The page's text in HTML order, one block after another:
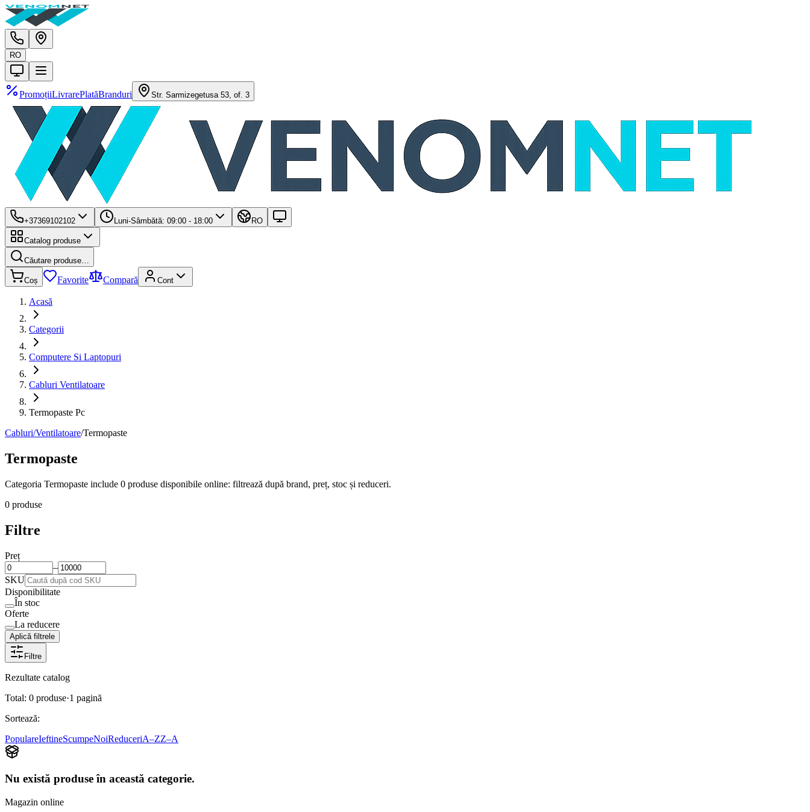
RO
PromoțiiLivrarePlatăBranduri Str. Sarmizegetusa 53, of. 3
+37369102102 Luni-Sâmbătă: 09:00 - 18:00 RO
Catalog produse
Căutare produse…
Coș Favorite Compară Cont
Acasă
Categorii
Computere Si Laptopuri
Cabluri Ventilatoare
Termopaste Pc
Cabluri/Ventilatoare/Termopaste
Termopaste
Categoria Termopaste include 0 produse disponibile online: filtrează după brand, preț, stoc și reduceri.
0 produse
Filtre
Preț
–
SKU
Disponibilitate
În stoc
Oferte
La reducere
Aplică filtrele
Filtre
Rezultate catalog
Total: 0 produse·1 pagină
Sortează:
PopulareIeftineScumpeNoiReduceriA–ZZ–A
Nu există produse în această categorie.
Magazin online